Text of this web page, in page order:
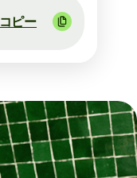
コピー